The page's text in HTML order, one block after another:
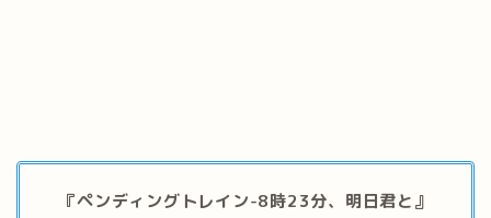
『ペンディングトレイン-8時23分、明日君と』